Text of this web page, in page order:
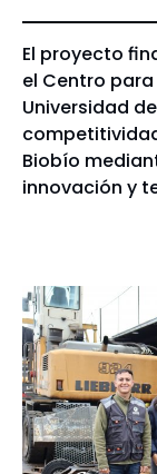
El proyecto
el Centro
Universidad
Biobío
innovación y